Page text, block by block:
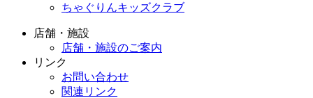
ちゃぐりんキッズクラブ
店舗・施設
店舗・施設のご案内
リンク
お問い合わせ
関連リンク